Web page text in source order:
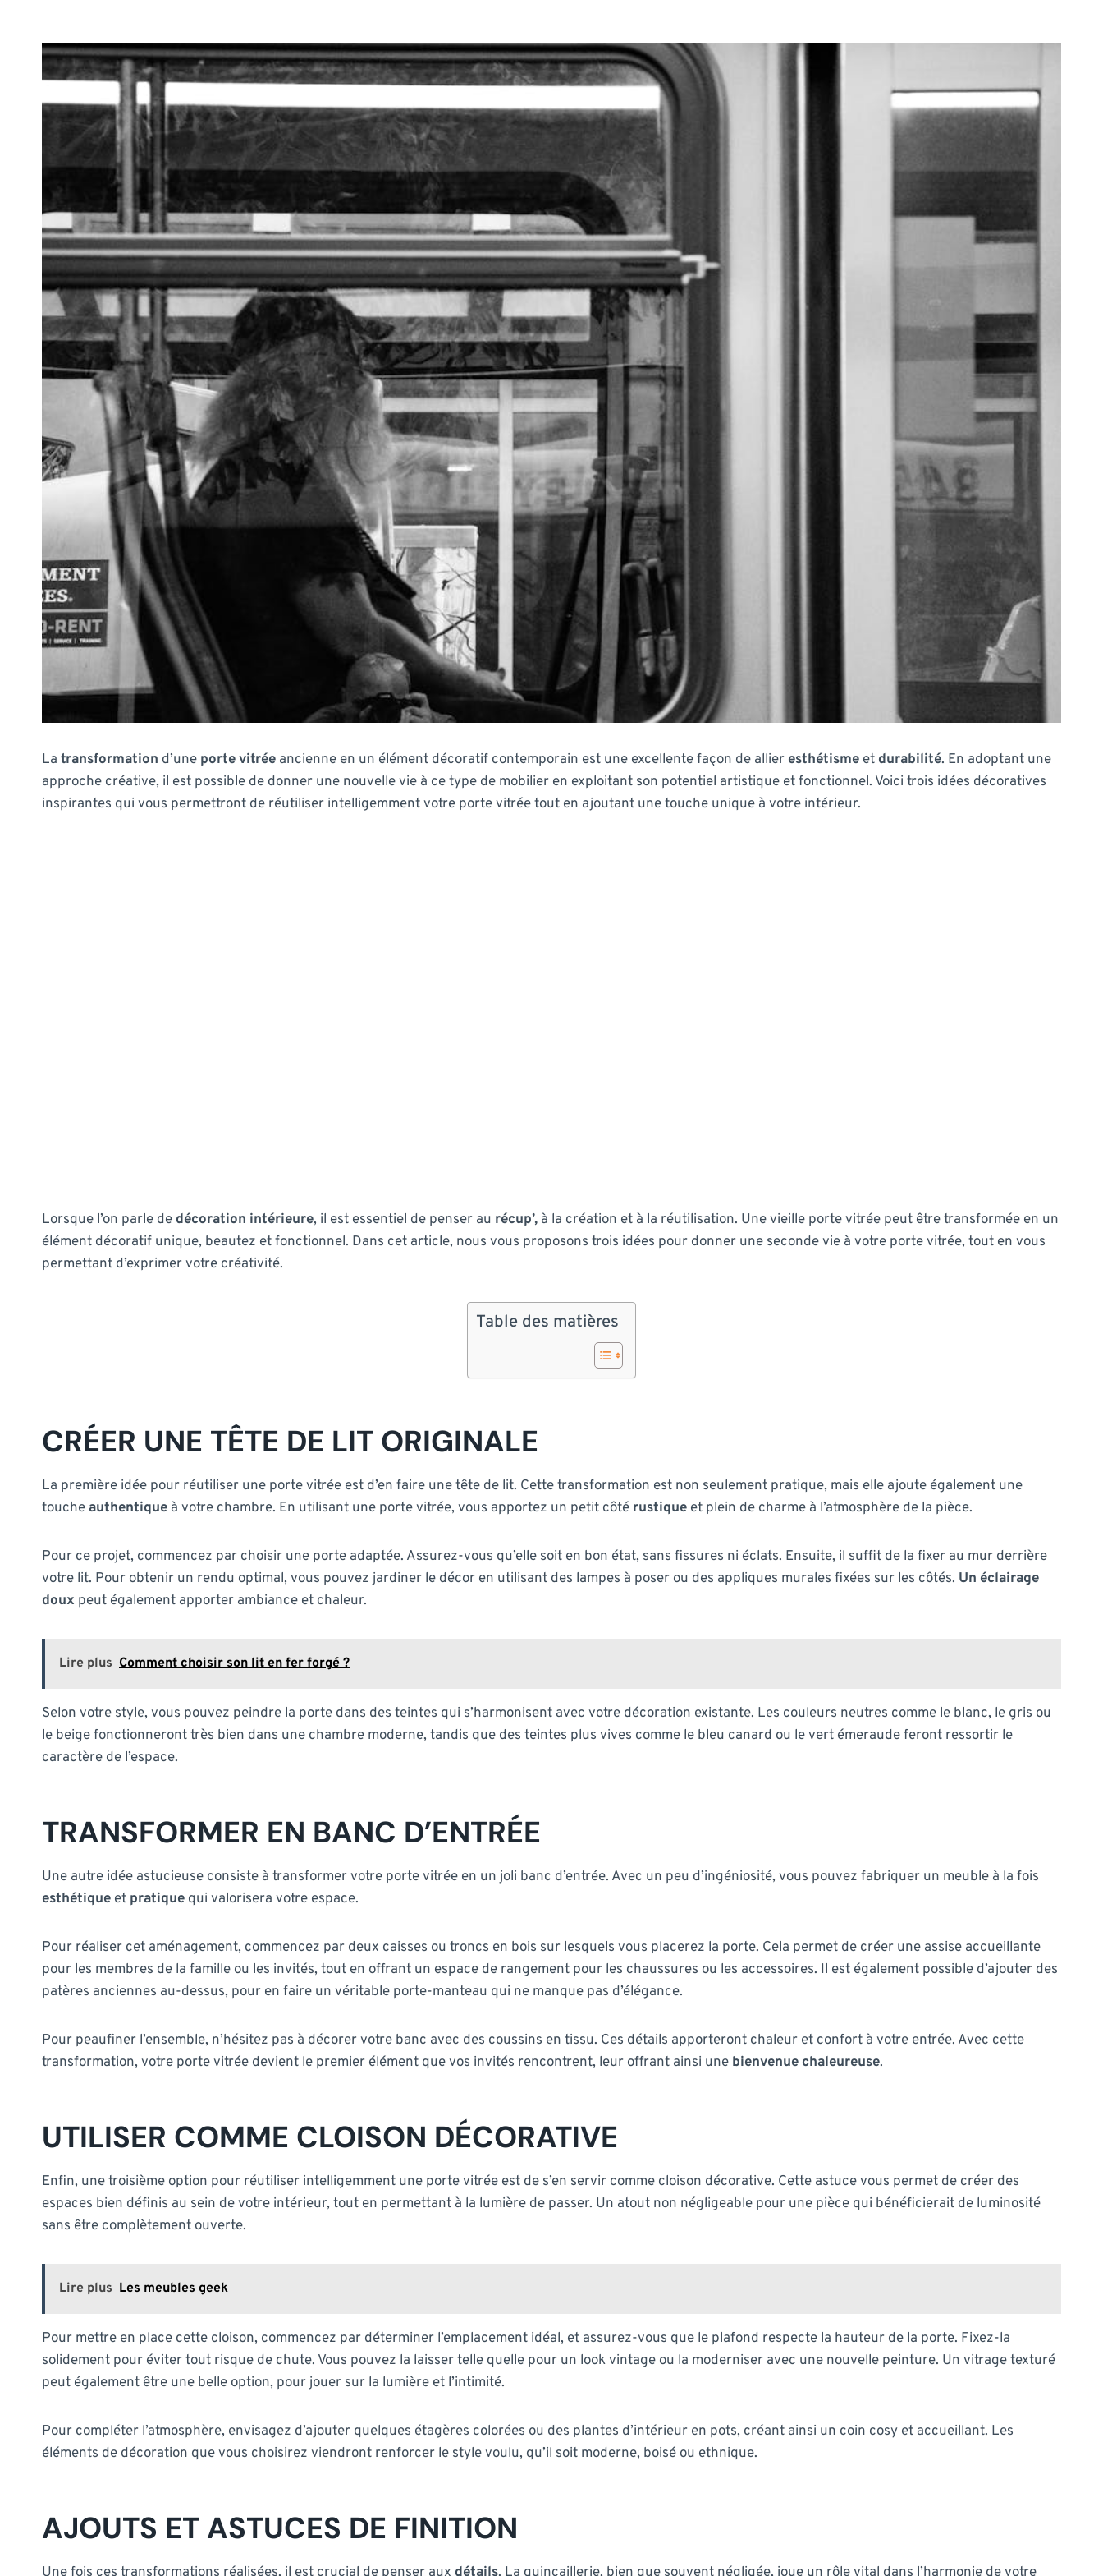
La transformation d’une porte vitrée ancienne en un élément décoratif contemporain est une excellente façon de allier esthétisme et durabilité. En adoptant une
approche créative, il est possible de donner une nouvelle vie à ce type de mobilier en exploitant son potentiel artistique et fonctionnel. Voici trois idées décoratives
inspirantes qui vous permettront de réutiliser intelligemment votre porte vitrée tout en ajoutant une touche unique à votre intérieur.
Lorsque l’on parle de décoration intérieure, il est essentiel de penser au récup’, à la création et à la réutilisation. Une vieille porte vitrée peut être transformée en un
élément décoratif unique, beautez et fonctionnel. Dans cet article, nous vous proposons trois idées pour donner une seconde vie à votre porte vitrée, tout en vous
permettant d’exprimer votre créativité.
Table des matières
CRÉER UNE TÊTE DE LIT ORIGINALE
La première idée pour réutiliser une porte vitrée est d’en faire une tête de lit. Cette transformation est non seulement pratique, mais elle ajoute également une
toucheauthentique à votre chambre. En utilisant une porte vitrée, vous apportez un petit côté rustique et plein de charme à l’atmosphère de la pièce.
Pour ce projet, commencez par choisir une porte adaptée. Assurez-vous qu’elle soit en bon état, sans fissures ni éclats. Ensuite, il suffit de la fixer au mur derrière
votre lit. Pour obtenir un rendu optimal, vous pouvez jardiner le décor en utilisant des lampes à poser ou des appliques murales fixées sur les côtés. Un éclairage
doux peut également apporter ambiance et chaleur.
Lire plus Comment choisir son lit en fer forgé ?
Selon votre style, vous pouvez peindre la porte dans des teintes qui s’harmonisent avec votre décoration existante. Les couleurs neutres comme le blanc, le gris ou
le beige fonctionneront très bien dans une chambre moderne, tandis que des teintes plus vives comme le bleu canard ou le vert émeraude feront ressortir le
caractère de l’espace.
TRANSFORMER EN BANC D’ENTRÉE
Une autre idée astucieuse consiste à transformer votre porte vitrée en un joli banc d’entrée. Avec un peu d’ingéniosité, vous pouvez fabriquer un meuble à la fois
esthétique et pratique qui valorisera votre espace.
Pour réaliser cet aménagement, commencez par deux caisses ou troncs en bois sur lesquels vous placerez la porte. Cela permet de créer une assise accueillante
pour les membres de la famille ou les invités, tout en offrant un espace de rangement pour les chaussures ou les accessoires. Il est également possible d’ajouter des
patères anciennes au-dessus, pour en faire un véritable porte-manteau qui ne manque pas d’élégance.
Pour peaufiner l’ensemble, n’hésitez pas à décorer votre banc avec des coussins en tissu. Ces détails apporteront chaleur et confort à votre entrée. Avec cette
transformation, votre porte vitrée devient le premier élément que vos invités rencontrent, leur offrant ainsi une bienvenue chaleureuse.
UTILISER COMME CLOISON DÉCORATIVE
Enfin, une troisième option pour réutiliser intelligemment une porte vitrée est de s’en servir comme cloison décorative. Cette astuce vous permet de créer des
espaces bien définis au sein de votre intérieur, tout en permettant à la lumière de passer. Un atout non négligeable pour une pièce qui bénéficierait de luminosité
sans être complètement ouverte.
Lire plus Les meubles geek
Pour mettre en place cette cloison, commencez par déterminer l’emplacement idéal, et assurez-vous que le plafond respecte la hauteur de la porte. Fixez-la
solidement pour éviter tout risque de chute. Vous pouvez la laisser telle quelle pour un look vintage ou la moderniser avec une nouvelle peinture. Un vitrage texturé
peut également être une belle option, pour jouer sur la lumière et l’intimité.
Pour compléter l’atmosphère, envisagez d’ajouter quelques étagères colorées ou des plantes d’intérieur en pots, créant ainsi un coin cosy et accueillant. Les
éléments de décoration que vous choisirez viendront renforcer le style voulu, qu’il soit moderne, boisé ou ethnique.
AJOUTS ET ASTUCES DE FINITION